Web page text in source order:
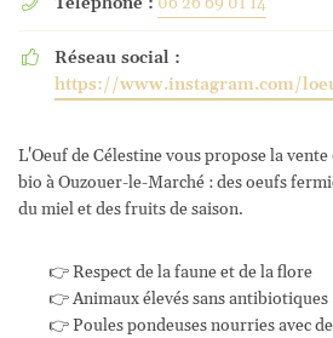

Réseau social :
https://www.instagram.com/
L'Oeuf de Célestine vous propose la
bio à Ouzouer-le-Marché : des oeufs
du miel et des fruits de saison.
👉 Respect de la faune et de la flore
👉 Animaux élevés sans antibiotiques
👉 Poules pondeuses nourries avec